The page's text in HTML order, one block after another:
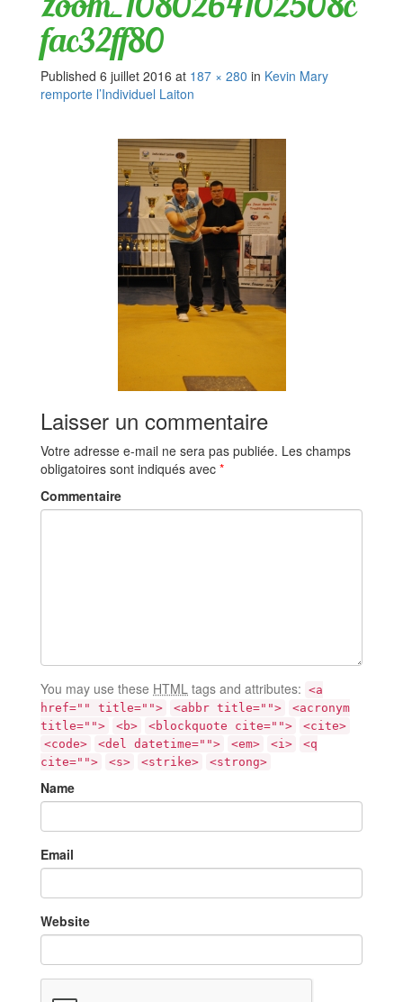
fac32ff80
Published 6 juillet 2016 at 187 × 280 in Kevin Mary
remporte l’Individuel Laiton
Laisser un commentaire
Votre adresse e-mail ne sera pas publiée. Les champs
obligatoires sont indiqués avec *
Commentaire
You may use these HTML tags and attributes: <a
href="" title="">
<abbr title="">
<acronym
title="">
<b> <blockquote cite="">
<cite>
<code>
<del datetime=""> <em> <i>
<q
cite="">
<s> <strike> <strong>
Name
Email
Website